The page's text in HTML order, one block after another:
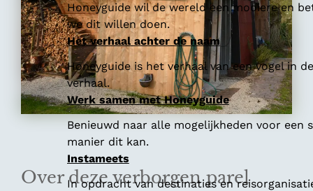
Honeyguide wil de wereld een mooiere en
we dit willen doen.
Het verhaal achter de naam
Honeyguide is het verhaal van een vogel in
verhaal.
Werk samen met Honeyguide
Benieuwd naar alle mogelijkheden voor een
manier dit kan.
Instameets
In opdracht van destinaties en
Over deze verborgen parel